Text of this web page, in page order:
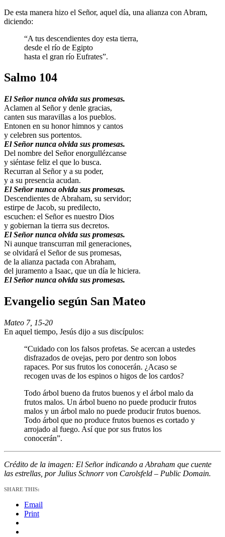
De esta manera hizo el Señor, aquel día, una alianza con Abram,
diciendo:
“A tus descendientes doy esta tierra,
desde el río de Egipto
hasta el gran río Eufrates”.
Salmo 104
El Señor nunca olvida sus promesas.
Aclamen al Señor y denle gracias,
canten sus maravillas a los pueblos.
Entonen en su honor himnos y cantos
y celebren sus portentos.
El Señor nunca olvida sus promesas.
Del nombre del Señor enorgullézcanse
y siéntase feliz el que lo busca.
Recurran al Señor y a su poder,
y a su presencia acudan.
El Señor nunca olvida sus promesas.
Descendientes de Abraham, su servidor;
estirpe de Jacob, su predilecto,
escuchen: el Señor es nuestro Dios
y gobiernan la tierra sus decretos.
El Señor nunca olvida sus promesas.
Ni aunque transcurran mil generaciones,
se olvidará el Señor de sus promesas,
de la alianza pactada con Abraham,
del juramento a Isaac, que un día le hiciera.
El Señor nunca olvida sus promesas.
Evangelio según San Mateo
Mateo 7, 15-20
En aquel tiempo, Jesús dijo a sus discípulos:
“Cuidado con los falsos profetas. Se acercan a ustedes
disfrazados de ovejas, pero por dentro son lobos
rapaces. Por sus frutos los conocerán. ¿Acaso se
recogen uvas de los espinos o higos de los cardos?
Todo árbol bueno da frutos buenos y el árbol malo da
frutos malos. Un árbol bueno no puede producir frutos
malos y un árbol malo no puede producir frutos buenos.
Todo árbol que no produce frutos buenos es cortado y
arrojado al fuego. Así que por sus frutos los
conocerán”.
Crédito de la imagen: El Señor indicando a Abraham que cuente
las estrellas, por Julius Schnorr von Carolsfeld – Public Domain.
SHARE THIS:
Email
Print